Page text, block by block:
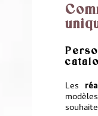
Les